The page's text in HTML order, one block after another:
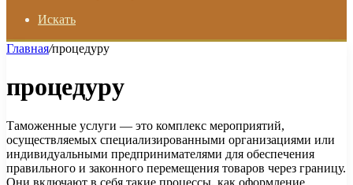
Искать
Главная/процедуру
процедуру
Таможенные услуги — это комплекс мероприятий,
осуществляемых специализированными организациями или
индивидуальными предпринимателями для обеспечения
правильного и законного перемещения товаров через границу.
Они включают в себя такие процессы, как оформление